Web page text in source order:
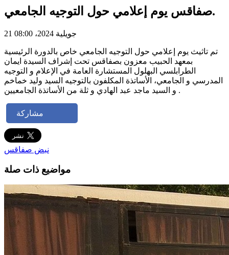
صفاقس يوم إعلامي حول التوجيه الجامعي.
21 جويلية 2024، 08:00
تم تاثيث يوم إعلامي حول التوجيه الجامعي خاص بالدورة الرئيسية
بمعهد الحبيب معزون بصفاقس تحت إشراف السيدة ايمان
الطرابلسي البهلول المستشارة العامة في الإعلام و التوجيه
المدرسي و الجامعي، الأساتذة المكلفون بالتوجيه السيد وليد خماخم
و السيد ماجد عبد الهادي و ثلة من الأساتذة الجامعيين .
مشاركة
نبض صفاقس
مواضيع ذات صلة